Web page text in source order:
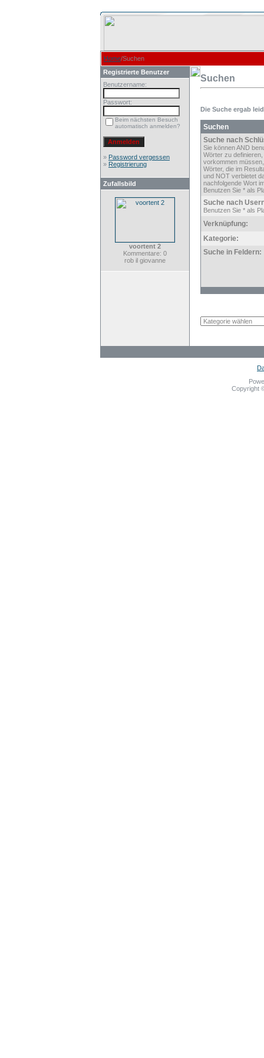
Home/Suchen
Registrierte Benutzer
Benutzername:
Passwort:
Beim nächsten Besuch
automatisch anmelden?
» Password vergessen
» Registrierung
Zufallsbild
voortent 2
Kommentare: 0
rob il giovanne
Suchen
Die Suche ergab
Suchen
Suche nach
Sie können AND
Wörter zu definieren,
vorkommen
Wörter, die im
und NOT verbietet
nachfolgende Wort
Benutzen Sie * als
Suche nach
Benutzen Sie * als
Verknüpfung:
Kategorie:
Suche in Feldern:
Copyright